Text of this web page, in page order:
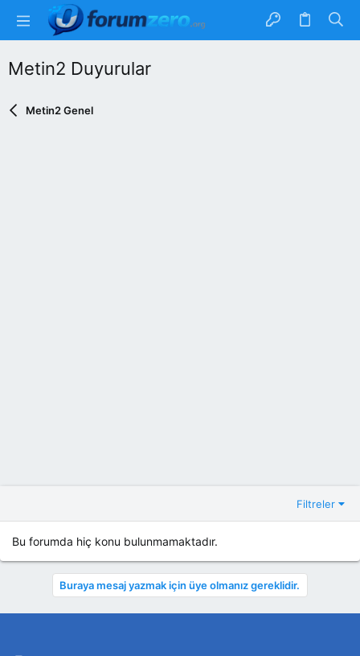
Metin2 Duyurular
Metin2 Genel
Filtreler
Bu forumda hiç konu bulunmamaktadır.
Buraya mesaj yazmak için üye olmanız gereklidir.